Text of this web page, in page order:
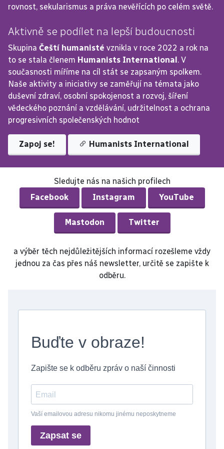
rovnost, sekularismus a práva nevěřících po celém světě.
Aktivně se podílet na lepší budoucnosti
Skupina Čeští humanisté vznikla v roce 2022 a rok na
to se stala členem Humanists International. V
současnosti míříme na cíl stát se zapsaným spolkem.
Naše aktivity a iniciativy se zaměřují na témata jako
duševní zdraví, osobní spokojenost a rozvoj, šíření
vědeckého poznání a vzdělávání, udržitelnost a ochrana
progresivních společenských hodnot
Zapoj se! Humanists International
Sledujte nás na našich profilech
Facebook
Instagram YouTube
Mastodon Twitter
a výběr těch nejdůležitějších informací rozešleme vždy
jednou za čas přes náš newsletter, určitě se zapište k
odběru.